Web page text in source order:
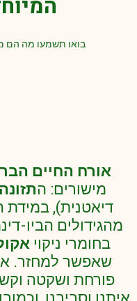
בואו תשמעו מה הם
אורח החיים
מישורים: התזונה
דיאטנית),
מהגידולים הביו-
בחומרי ניקוי
שאפשר למחזר.
פורחת ושקטה